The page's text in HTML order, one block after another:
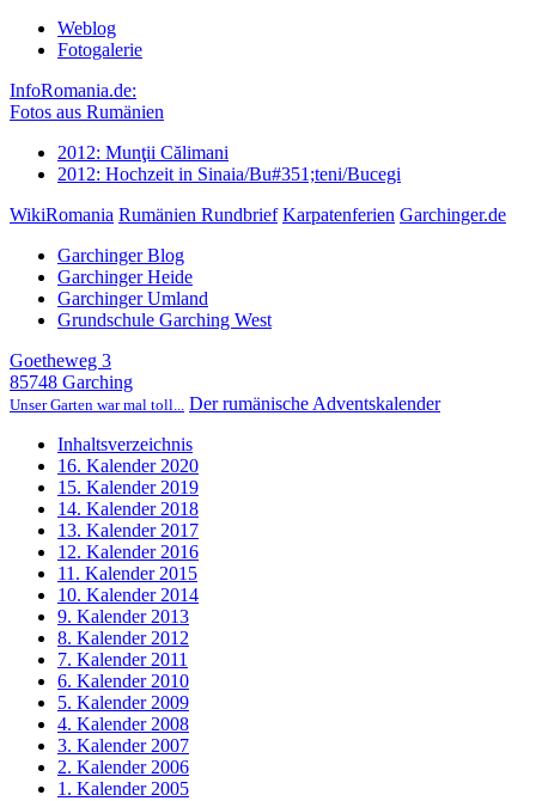
Weblog
Fotogalerie
InfoRomania.de:
Fotos aus Rumänien
2012: Munţii Călimani
2012: Hochzeit in Sinaia/Bu#351;teni/Bucegi
WikiRomania Rumänien Rundbrief Karpatenferien Garchinger.de
Garchinger Blog
Garchinger Heide
Garchinger Umland
Grundschule Garching West
Goetheweg 3
85748 Garching
Unser Garten war mal toll... Der rumänische Adventskalender
Inhaltsverzeichnis
16. Kalender 2020
15. Kalender 2019
14. Kalender 2018
13. Kalender 2017
12. Kalender 2016
11. Kalender 2015
10. Kalender 2014
9. Kalender 2013
8. Kalender 2012
7. Kalender 2011
6. Kalender 2010
5. Kalender 2009
4. Kalender 2008
3. Kalender 2007
2. Kalender 2006
1. Kalender 2005